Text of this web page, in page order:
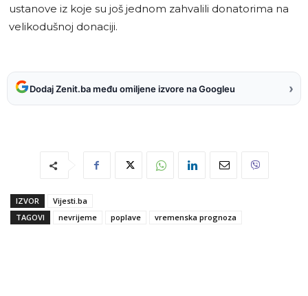
ustanove iz koje su još jednom zahvalili donatorima na
velikodušnoj donaciji.
Dodaj Zenit.ba među omiljene izvore na Googleu ›
IZVOR
Vijesti.ba
TAGOVI
nevrijeme poplave vremenska prognoza